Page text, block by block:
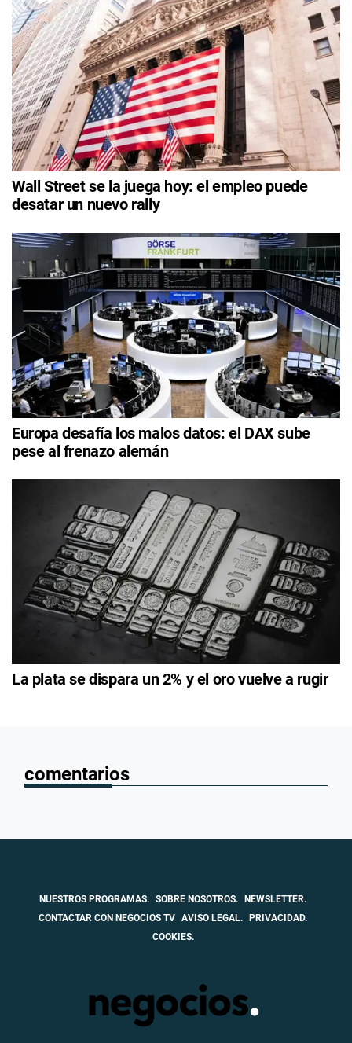
Wall Street se la juega hoy: el empleo puede
desatar un nuevo rally
Europa desafía los malos datos: el DAX sube
pese al frenazo alemán
La plata se dispara un 2% y el oro vuelve a rugir
comentarios
NUESTROS PROGRAMAS. SOBRE NOSOTROS. NEWSLETTER.
CONTACTAR CON NEGOCIOS TV AVISO LEGAL. PRIVACIDAD.
COOKIES.